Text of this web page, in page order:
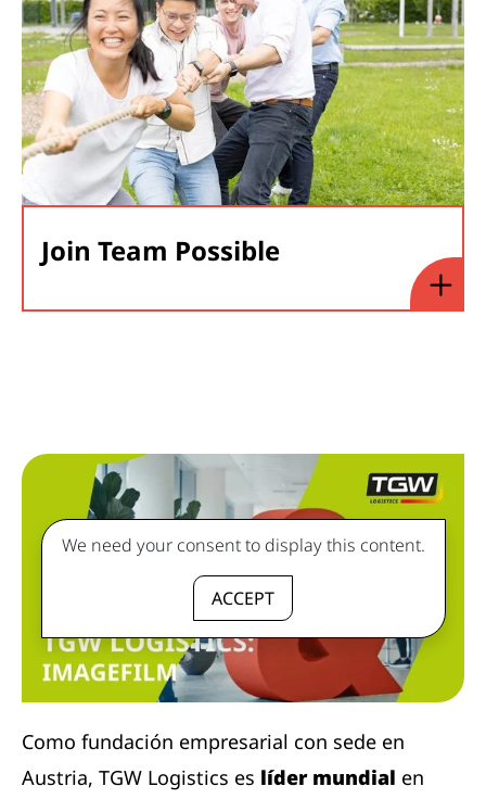
Join Team Possible
We need your consent to display this content.
ACCEPT
Como fundación empresarial con sede en
Austria, TGW Logistics es líder mundial en